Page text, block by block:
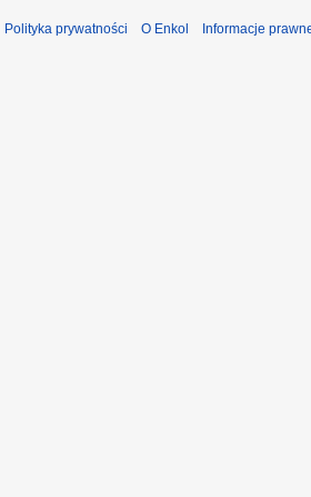
Polityka prywatności O Enkol Informacje